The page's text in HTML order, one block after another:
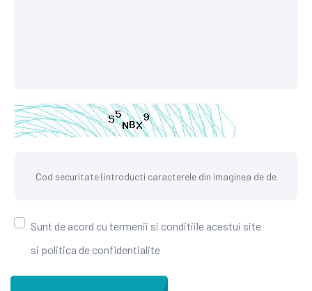
Sunt de acord cu termenii si conditiile acestui site
si politica de confidentialite